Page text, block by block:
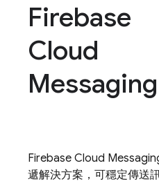
Firebase
Cloud
Messaging
Firebase Cloud
遞解決方案，可穩定傳送訊